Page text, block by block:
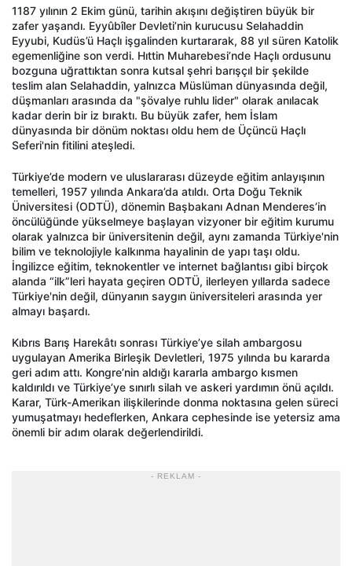
1187 yılının 2 Ekim günü, tarihin akışını değiştiren büyük bir
zafer yaşandı. Eyyûbîler Devleti’nin kurucusu Selahaddin
Eyyubi, Kudüs’ü Haçlı işgalinden kurtararak, 88 yıl süren Katolik
egemenliğine son verdi. Hıttin Muharebesi’nde Haçlı ordusunu
bozguna uğrattıktan sonra kutsal şehri barışçıl bir şekilde
teslim alan Selahaddin, yalnızca Müslüman dünyasında değil,
düşmanları arasında da "şövalye ruhlu lider" olarak anılacak
kadar derin bir iz bıraktı. Bu büyük zafer, hem İslam
dünyasında bir dönüm noktası oldu hem de Üçüncü Haçlı
Seferi'nin fitilini ateşledi.
Türkiye’de modern ve uluslararası düzeyde eğitim anlayışının
temelleri, 1957 yılında Ankara’da atıldı. Orta Doğu Teknik
Üniversitesi (ODTÜ), dönemin Başbakanı Adnan Menderes’in
öncülüğünde yükselmeye başlayan vizyoner bir eğitim kurumu
olarak yalnızca bir üniversitenin değil, aynı zamanda Türkiye'nin
bilim ve teknolojiyle kalkınma hayalinin de yapı taşı oldu.
İngilizce eğitim, teknokentler ve internet bağlantısı gibi birçok
alanda “ilk”leri hayata geçiren ODTÜ, ilerleyen yıllarda sadece
Türkiye'nin değil, dünyanın saygın üniversiteleri arasında yer
almayı başardı.
Kıbrıs Barış Harekâtı sonrası Türkiye’ye silah ambargosu
uygulayan Amerika Birleşik Devletleri, 1975 yılında bu kararda
geri adım attı. Kongre’nin aldığı kararla ambargo kısmen
kaldırıldı ve Türkiye’ye sınırlı silah ve askeri yardımın önü açıldı.
Karar, Türk-Amerikan ilişkilerinde donma noktasına gelen süreci
yumuşatmayı hedeflerken, Ankara cephesinde ise yetersiz ama
önemli bir adım olarak değerlendirildi.
- REKLAM -